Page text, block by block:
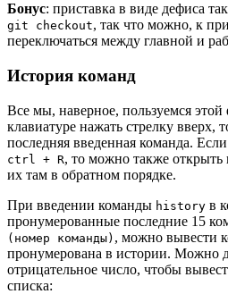
Бонус: приставка в виде дефиса
git checkout, так что можно, к
переключаться между главной и
История команд
Все мы, наверное, пользуемся
клавиатуре нажать стрелку вверх,
последняя введенная команда.
ctrl + R, то можно также
их там в обратном порядке.
При введении команды history в
пронумерованные последние 15
(номер команды) , можно вывести
пронумерована в истории. Можно
отрицательное число, чтобы
списка: